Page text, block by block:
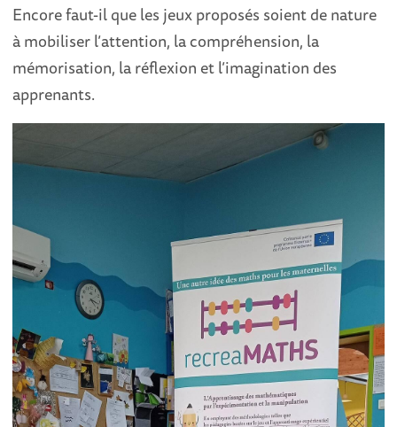
Encore faut-il que les jeux proposés soient de nature
à mobiliser l’attention, la compréhension, la
mémorisation, la réflexion et l’imagination des
apprenants.